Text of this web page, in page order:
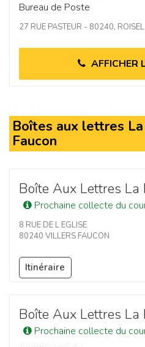
Bureau de Poste
27 RUE PASTEUR - 80240, ROISEL
AFFICHER
Boîtes aux lettres
Faucon
Boîte Aux Lettres La
Prochaine collecte du
8 RUE DE L EGLISE
80240 VILLERS FAUCON
Itinéraire
Boîte Aux Lettres La
Prochaine collecte du